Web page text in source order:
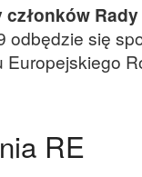
odbędzie się
RE